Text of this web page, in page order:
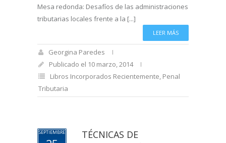
Mesa redonda: Desafíos de las administraciones
tributarias locales frente a la [...]
LEER MÁS
Georgina Paredes
Publicado el 10 marzo, 2014
Libros Incorporados Recientemente, Penal
Tributaria
SEPTIEMBRE
TÉCNICAS DE